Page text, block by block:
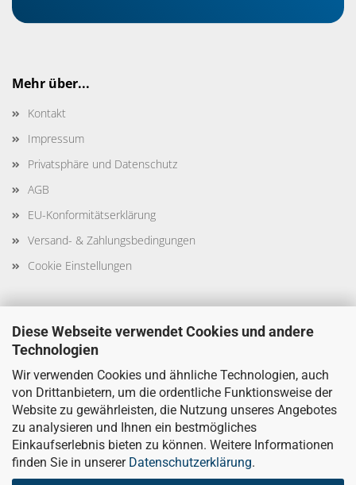
Diese Webseite verwendet Cookies und andere
Technologien
Wir verwenden Cookies und ähnliche Technologien, auch
von Drittanbietern, um die ordentliche Funktionsweise der
Website zu gewährleisten, die Nutzung unseres Angebotes
zu analysieren und Ihnen ein bestmögliches
Einkaufserlebnis bieten zu können. Weitere Informationen
finden Sie in unserer Datenschutzerklärung.
Mehr über...
Kontakt
Impressum
Privatsphäre und Datenschutz
AGB
EU-Konformitätserklärung
Versand- & Zahlungsbedingungen
Cookie Einstellungen
Sicher Einkaufen